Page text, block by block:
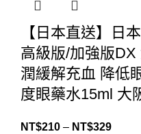
【日本直送】日
高級版/加強版
潤緩解充血 降低
度眼藥水15ml 大
NT$210 – NT$329